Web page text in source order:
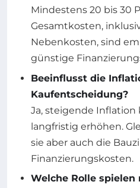
Mindestens 20 bis 30
Gesamtkosten,
Nebenkosten, sind
günstige
Beeinflusst die
Kaufentscheidung?
Ja, steigende
langfristig erhöhen.
sie aber auch die
Finanzierungskosten.
Welche Rolle spielen